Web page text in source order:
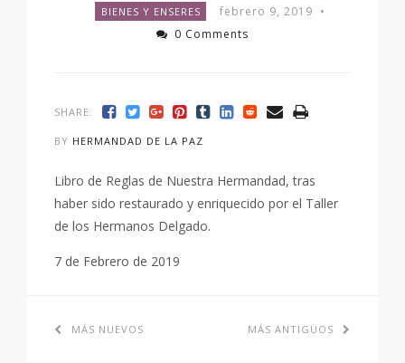
BIENES Y ENSERES febrero 9, 2019 •
0 Comments
SHARE:
BY HERMANDAD DE LA PAZ
Libro de Reglas de Nuestra Hermandad, tras
haber sido restaurado y enriquecido por el Taller
de los Hermanos Delgado.
7 de Febrero de 2019
MÁS NUEVOS MÁS ANTIGÜOS